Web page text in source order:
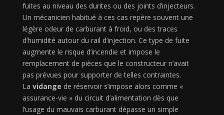
fuites au niveau des durites ou des joints d’injecteurs.
Un mécanicien habitué à ces cas repère souvent une
légère odeur de carburant à froid, ou des traces
d’humidité autour du rail d’injection. Ce type de fuite
augmente le risque d’incendie et impose le
remplacement de pièces que le constructeur n’avait
pas prévues pour supporter de telles contraintes.
La vidange de réservoir s’impose alors comme «
assurance-vie » du circuit d’alimentation dès que
l’usage du mauvais carburant dépasse un simple